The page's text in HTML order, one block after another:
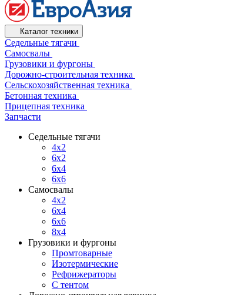
Каталог техники
Седельные тягачи
Самосвалы
Грузовики и фургоны
Дорожно-строительная техника
Сельскохозяйственная техника
Бетонная техника
Прицепная техника
Запчасти
Седельные тягачи
4x2
6x2
6x4
6x6
Самосвалы
4x2
6x4
6x6
8x4
Грузовики и фургоны
Промтоварные
Изотермические
Рефрижераторы
С тентом